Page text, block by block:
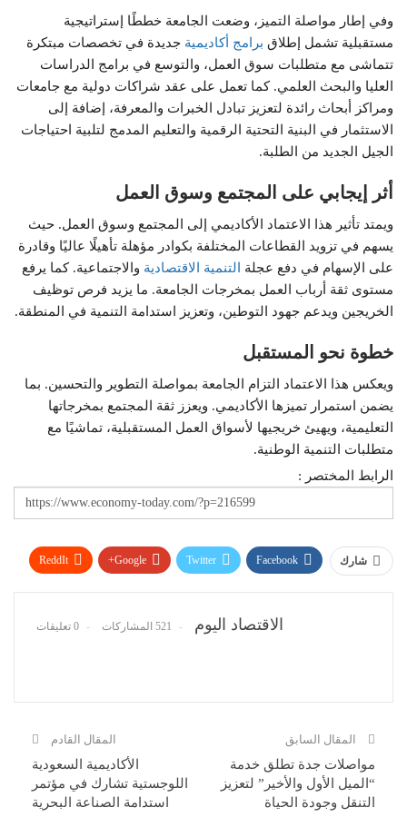
وفي إطار مواصلة التميز، وضعت الجامعة خططًا إستراتيجية
مستقبلية تشمل إطلاق برامج أكاديمية جديدة في تخصصات مبتكرة
تتماشى مع متطلبات سوق العمل، والتوسع في برامج الدراسات
العليا والبحث العلمي. كما تعمل على عقد شراكات دولية مع جامعات
ومراكز أبحاث رائدة لتعزيز تبادل الخبرات والمعرفة، إضافة إلى
الاستثمار في البنية التحتية الرقمية والتعليم المدمج لتلبية احتياجات
الجيل الجديد من الطلبة.
أثر إيجابي على المجتمع وسوق العمل
ويمتد تأثير هذا الاعتماد الأكاديمي إلى المجتمع وسوق العمل. حيث
يسهم في تزويد القطاعات المختلفة بكوادر مؤهلة تأهيلًا عاليًا وقادرة
على الإسهام في دفع عجلة التنمية الاقتصادية والاجتماعية. كما يرفع
مستوى ثقة أرباب العمل بمخرجات الجامعة. ما يزيد فرص توظيف
الخريجين ويدعم جهود التوطين، وتعزيز استدامة التنمية في المنطقة.
خطوة نحو المستقبل
ويعكس هذا الاعتماد التزام الجامعة بمواصلة التطوير والتحسين. بما
يضمن استمرار تميزها الأكاديمي. ويعزز ثقة المجتمع بمخرجاتها
التعليمية، ويهيئ خريجيها لأسواق العمل المستقبلية، تماشيًا مع
متطلبات التنمية الوطنية.
الرابط المختصر :
شارك Facebook
Twitter
Google+
ReddIt
الاقتصاد اليوم 521 المشاركات 0 تعليقات
المقال السابق
مواصلات جدة تطلق خدمة
“الميل الأول والأخير” لتعزيز
التنقل وجودة الحياة
المقال القادم
الأكاديمية السعودية
اللوجستية تشارك في مؤتمر
استدامة الصناعة البحرية